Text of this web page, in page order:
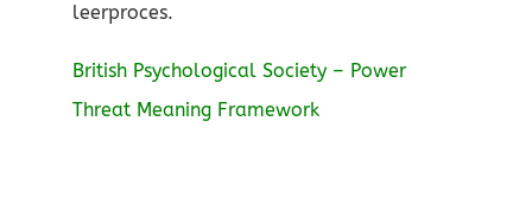
leerproces.
British Psychological Society – Power
Threat Meaning Framework